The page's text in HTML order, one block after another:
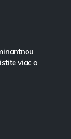
viac o